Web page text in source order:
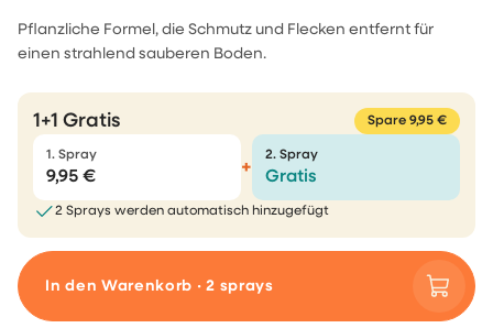
Pflanzliche Formel, die Schmutz und Flecken entfernt für
einen strahlend sauberen Boden.
1+1 Gratis Spare 9,95 €
1. Spray
9,95 € +
2. Spray
Gratis
2 Sprays werden automatisch hinzugefügt
In den Warenkorb · 2 sprays